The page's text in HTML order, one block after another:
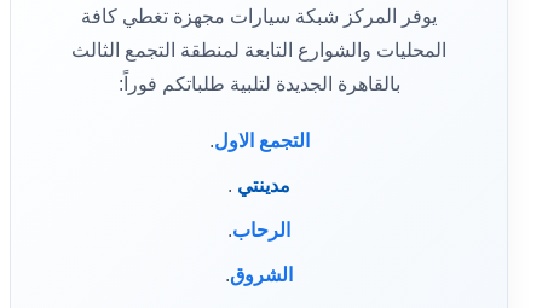
يوفر المركز شبكة سيارات مجهزة تغطي كافة
المحليات والشوارع التابعة لمنطقة التجمع الثالث
بالقاهرة الجديدة لتلبية طلباتكم فوراً:
التجمع الاول.
مدينتي .
الرحاب.
الشروق.